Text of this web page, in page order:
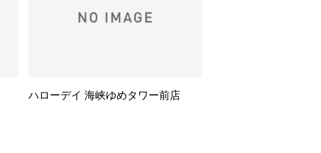
ハローデイ 海峡ゆめタワー前店